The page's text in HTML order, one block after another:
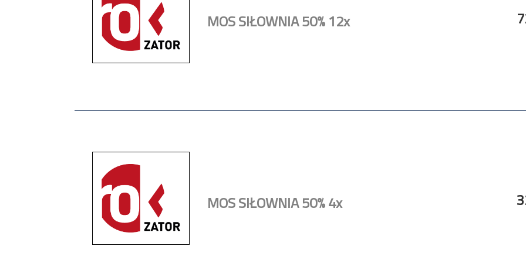
MOS SIŁOWNIA 50% 12x
MOS SIŁOWNIA 50% 4x